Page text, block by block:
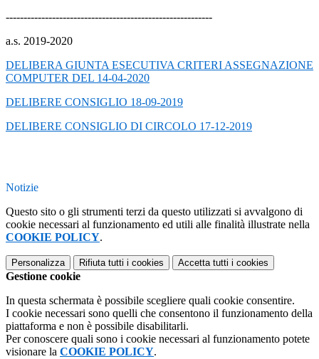
----------------------------------------------------------
a.s. 2019-2020
DELIBERA GIUNTA ESECUTIVA CRITERI ASSEGNAZIONE
COMPUTER DEL 14-04-2020
DELIBERE CONSIGLIO 18-09-2019
DELIBERE CONSIGLIO DI CIRCOLO 17-12-2019
Notizie
Questo sito o gli strumenti terzi da questo utilizzati si avvalgono di
cookie necessari al funzionamento ed utili alle finalità illustrate nella
COOKIE POLICY.
Personalizza Rifiuta tutti i cookies Accetta tutti i cookies
Gestione cookie
In questa schermata è possibile scegliere quali cookie consentire.
I cookie necessari sono quelli che consentono il funzionamento della
piattaforma e non è possibile disabilitarli.
Per conoscere quali sono i cookie necessari al funzionamento potete
visionare la COOKIE POLICY.